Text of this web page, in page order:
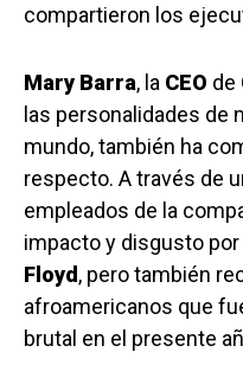
compartieron los
Mary Barra, la CEO de
las personalidades de
mundo, también ha
respecto. A través de
empleados de la
impacto y disgusto
Floyd, pero también
afroamericanos que
brutal en el presente